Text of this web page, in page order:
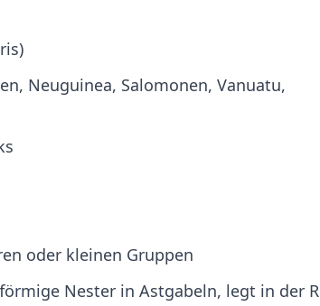
Neuguinea, Salomonen, Vanuatu,
oder kleinen Gruppen
Nester in Astgabeln, legt in der